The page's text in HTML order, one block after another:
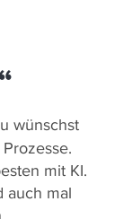
wünschst
mit KI.
auch mal